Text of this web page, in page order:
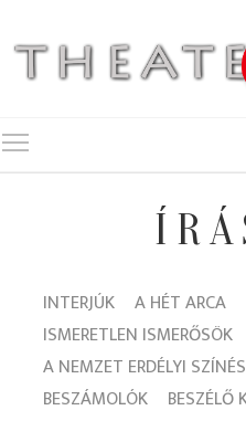
INTERJÚK A HÉT ARCA
ISMERETLEN ISMERŐSÖK
A NEMZET ERDÉLYI
BESZÁMOLÓK
BESZÉLŐ